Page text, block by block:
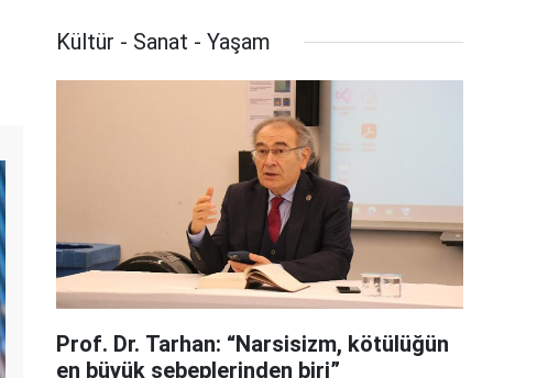
Kültür - Sanat - Yaşam
Prof. Dr. Tarhan: “Narsisizm, kötülüğün
en büyük sebeplerinden biri”